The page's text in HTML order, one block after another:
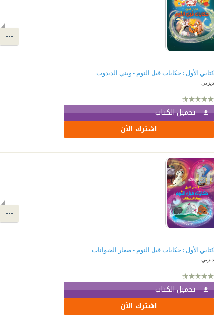
كتابي الأول : حكايات قبل النوم - ويني الدبدوب
ديزني
تحميل الكتاب
اشترك الآن
كتابي الأول : حكايات قبل النوم - صغار الحيوانات
ديزني
تحميل الكتاب
اشترك الآن